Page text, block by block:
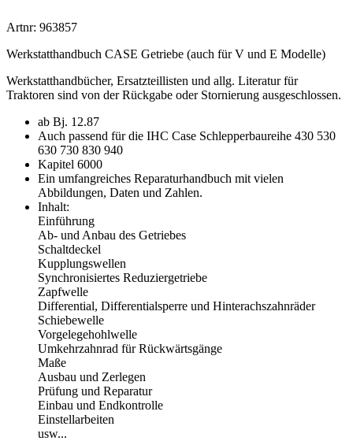
Artnr: 963857
Werkstatthandbuch CASE Getriebe (auch für V und E Modelle)
Werkstatthandbücher, Ersatzteillisten und allg. Literatur für
Traktoren sind von der Rückgabe oder Stornierung ausgeschlossen.
ab Bj. 12.87
Auch passend für die IHC Case Schlepperbaureihe 430 530
630 730 830 940
Kapitel 6000
Ein umfangreiches Reparaturhandbuch mit vielen
Abbildungen, Daten und Zahlen.
Inhalt:
Einführung
Ab- und Anbau des Getriebes
Schaltdeckel
Kupplungswellen
Synchronisiertes Reduziergetriebe
Zapfwelle
Differential, Differentialsperre und Hinterachszahnräder
Schiebewelle
Vorgelegehohlwelle
Umkehrzahnrad für Rückwärtsgänge
Maße
Ausbau und Zerlegen
Prüfung und Reparatur
Einbau und Endkontrolle
Einstellarbeiten
usw...